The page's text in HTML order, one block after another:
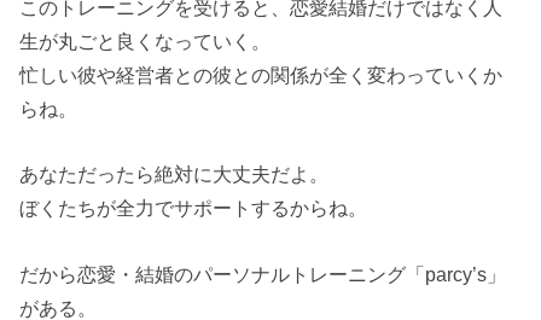
このトレーニングを受けると、恋愛結婚だけではなく人
生が丸ごと良くなっていく。
忙しい彼や経営者との彼との関係が全く変わっていくか
らね。
あなただったら絶対に大丈夫だよ。
ぼくたちが全力でサポートするからね。
だから恋愛・結婚のパーソナルトレーニング「parcy’s」
がある。